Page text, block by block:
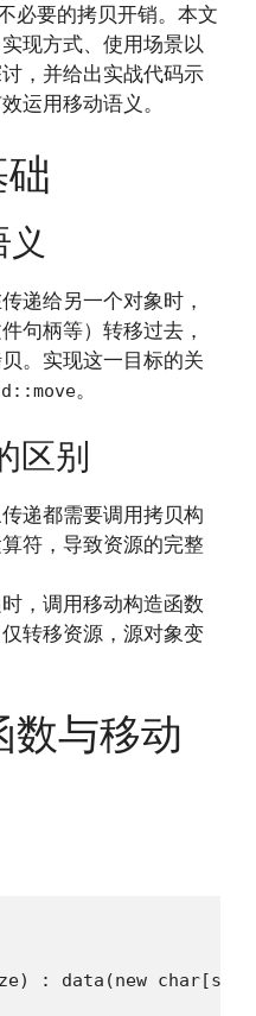
必要的拷贝开销。本文
现方式、使用场景以
，并给出实战代码示
运用移动语义。
义
递给另一个对象时，
句柄等）转移过去，
。实现这一目标的关
。
区别
传递都需要调用拷贝构
符，导致资源的完整
时，调用移动构造函数
转移资源，源对象变
数与移动
: data(new